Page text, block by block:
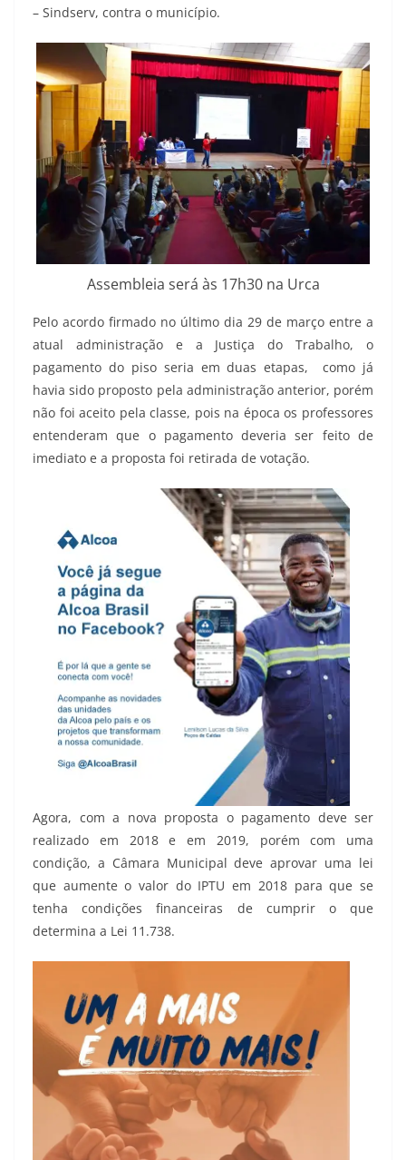
– Sindserv, contra o município.
Assembleia será às 17h30 na Urca
Pelo acordo firmado no último dia 29 de março entre a
atual administração e a Justiça do Trabalho, o
pagamento do piso seria em duas etapas, como já
havia sido proposto pela administração anterior, porém
não foi aceito pela classe, pois na época os professores
entenderam que o pagamento deveria ser feito de
imediato e a proposta foi retirada de votação.
Agora, com a nova proposta o pagamento deve ser
realizado em 2018 e em 2019, porém com uma
condição, a Câmara Municipal deve aprovar uma lei
que aumente o valor do IPTU em 2018 para que se
tenha condições financeiras de cumprir o que
determina a Lei 11.738.